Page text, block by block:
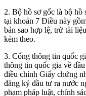
2. Bộ hồ sơ gốc là bộ hồ
tại khoản 7 Điều này
bản sao hợp lệ, trừ tài
kèm theo.
3. Cổng thông tin quốc
thông tin quốc gia về
điều chỉnh Giấy chứng
đăng ký đầu tư ra nước
phạm pháp luật, chính